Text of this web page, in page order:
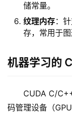
储常量。
纹理内存：
存，常用于图
机器学习的
CUDA C/
码管理设备（